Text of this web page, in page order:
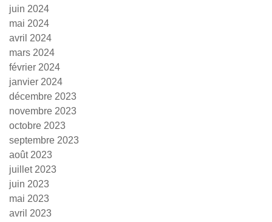
juin 2024
mai 2024
avril 2024
mars 2024
février 2024
janvier 2024
décembre 2023
novembre 2023
octobre 2023
septembre 2023
août 2023
juillet 2023
juin 2023
mai 2023
avril 2023